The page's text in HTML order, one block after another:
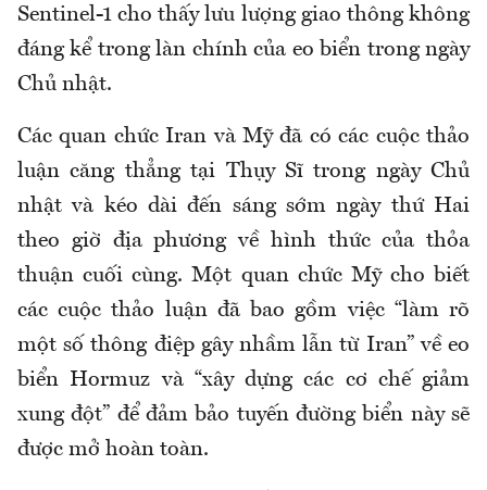
Sentinel-1 cho thấy lưu lượng giao thông không
đáng kể trong làn chính của eo biển trong ngày
Chủ nhật.
Các quan chức Iran và Mỹ đã có các cuộc thảo
luận căng thẳng tại Thụy Sĩ trong ngày Chủ
nhật và kéo dài đến sáng sớm ngày thứ Hai
theo giờ địa phương về hình thức của thỏa
thuận cuối cùng. Một quan chức Mỹ cho biết
các cuộc thảo luận đã bao gồm việc “làm rõ
một số thông điệp gây nhầm lẫn từ Iran” về eo
biển Hormuz và “xây dựng các cơ chế giảm
xung đột” để đảm bảo tuyến đường biển này sẽ
được mở hoàn toàn.